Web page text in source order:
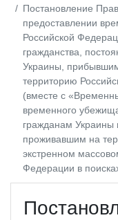
Постановление
предоставлении
Российской
гражданства,
Украины,
территорию
(вместе с
временного
гражданам Украины
проживавшим на
экстренном
Федерации в